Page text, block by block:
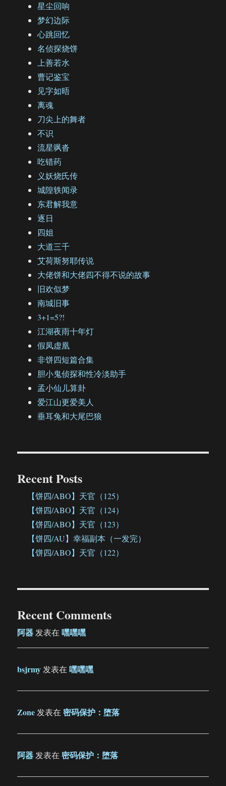
星尘回响
梦幻边际
心跳回忆
名侦探烧饼
上善若水
曹记鉴宝
见字如晤
离魂
刀尖上的舞者
不识
流星飒沓
吃错药
义妖烧氏传
城隍轶闻录
东君解我意
逐日
四姐
大道三千
艾荷斯努耶传说
大佬饼和大佬四不得不说的故事
旧欢似梦
南城旧事
3+1=5?!
江湖夜雨十年灯
假凤虚凰
非饼四短篇合集
胆小鬼侦探和性冷淡助手
孟小仙儿算卦
爱江山更爱美人
垂耳兔和大尾巴狼
Recent Posts
【饼四/ABO】天官（125）
【饼四/ABO】天官（124）
【饼四/ABO】天官（123）
【饼四/AU】幸福副本（一发完）
【饼四/ABO】天官（122）
Recent Comments
阿器发表在嘿嘿嘿
bsjrmy发表在嘿嘿嘿
Zone发表在密码保护：堕落
阿器发表在密码保护：堕落